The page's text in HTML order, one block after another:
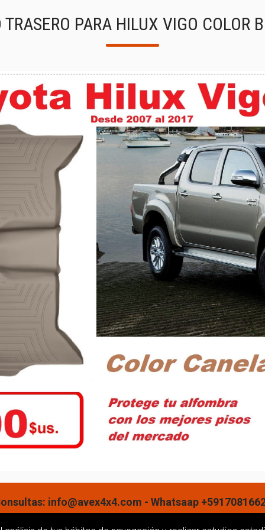
TRASERO PARA HILUX VIGO COLOR
info@avex4x4.com - Whatsaap